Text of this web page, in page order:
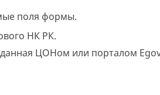
поля формы.
НК РК.
ЦОНом или порталом